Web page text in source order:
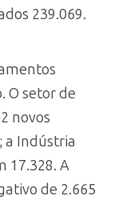
239.069.
O setor de
novos
a Indústria
17.328. A
de 2.665